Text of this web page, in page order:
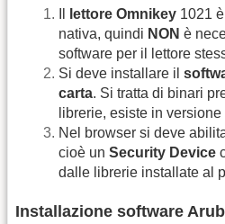
lettore Omnikey 1021
nativa, quindi NON è
software per il lettore
Si deve installare il
carta. Si tratta di binari
librerie, esiste in
Nel browser si deve
cioè un Security Device
dalle librerie installate al
Installazione software